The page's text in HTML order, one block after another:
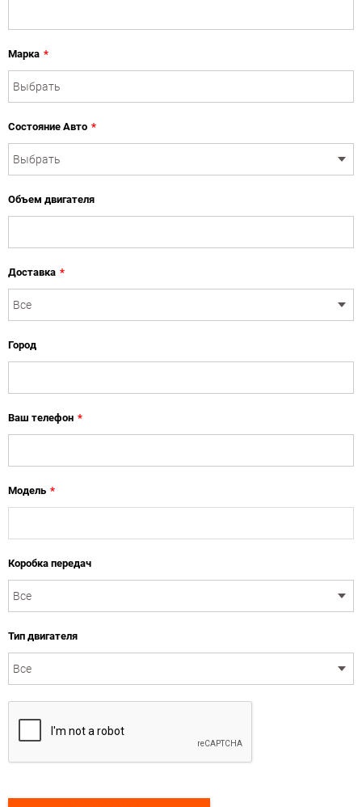
Марка *
Состояние Авто *
Объем двигателя
Доставка *
Город
Ваш телефон *
Модель *
Коробка передач
Тип двигателя